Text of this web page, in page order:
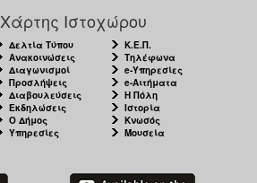
Χάρτης Ιστοχώρου
Δελτία Τύπου
Ανακοινώσεις
Διαγωνισμοί
Προσλήψεις
Διαβουλεύσεις
Εκδηλώσεις
Ο Δήμος
Υπηρεσίες
Κ.Ε.Π.
Τηλέφωνα
e-Υπηρεσίες
e-Αιτήματα
Η Πόλη
Ιστορία
Κνωσός
Μουσεία